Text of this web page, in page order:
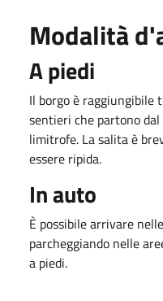
Modalità
A piedi
Il borgo è raggiungibile
sentieri che partono
limitrofe. La salita è
essere ripida.
In auto
È possibile arrivare
parcheggiando nelle
a piedi.